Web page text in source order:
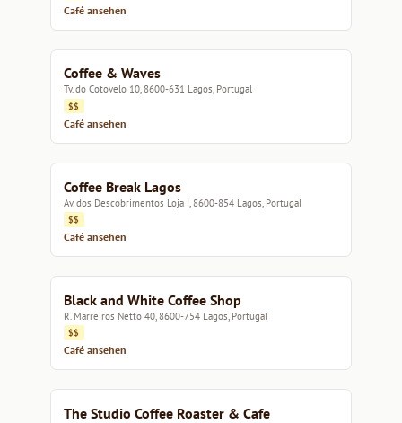
Café ansehen
Coffee & Waves
Tv. do Cotovelo 10, 8600-631 Lagos, Portugal
$$
Café ansehen
Coffee Break Lagos
Av. dos Descobrimentos Loja I, 8600-854 Lagos, Portugal
$$
Café ansehen
Black and White Coffee Shop
R. Marreiros Netto 40, 8600-754 Lagos, Portugal
$$
Café ansehen
The Studio Coffee Roaster & Cafe